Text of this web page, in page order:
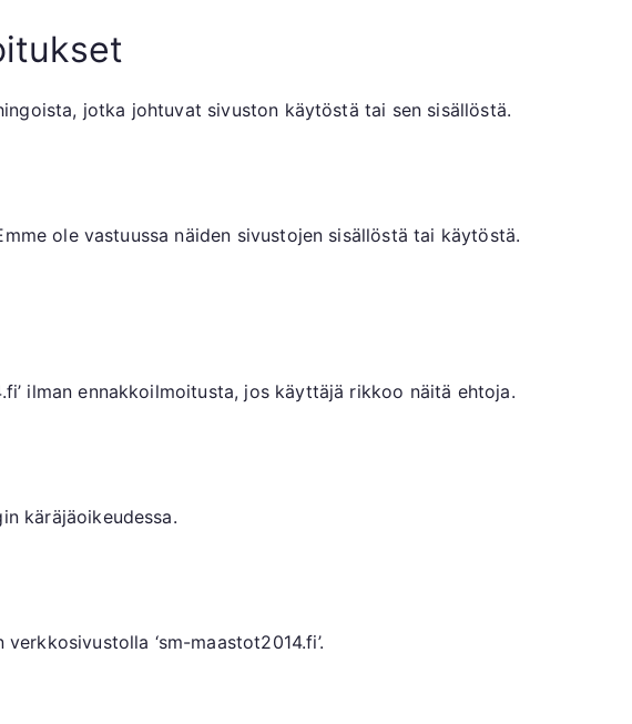
jotka johtuvat sivuston käytöstä tai sen sisällöstä.
ole vastuussa näiden sivustojen sisällöstä tai käytöstä.
ilman ennakkoilmoitusta, jos käyttäjä rikkoo näitä ehtoja.
käräjäoikeudessa.
‘sm-maastot2014.fi’.